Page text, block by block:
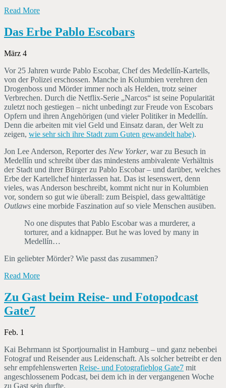
Read More
Das Erbe Pablo Escobars
März 4
Vor 25 Jahren wurde Pablo Escobar, Chef des Medellín-Kartells,
von der Polizei erschossen. Manche in Kolumbien verehren den
Drogenboss und Mörder immer noch als Helden, trotz seiner
Verbrechen. Durch die Netflix-Serie „Narcos“ ist seine Popularität
zuletzt noch gestiegen – nicht unbedingt zur Freude von Escobars
Opfern und ihren Angehörigen (und vieler Politiker in Medellín.
Denn die arbeiten mit viel Geld und Einsatz daran, der Welt zu
zeigen, wie sehr sich ihre Stadt zum Guten gewandelt habe).
Jon Lee Anderson, Reporter des New Yorker, war zu Besuch in
Medellín und schreibt über das mindestens ambivalente Verhältnis
der Stadt und ihrer Bürger zu Pablo Escobar – und darüber, welches
Erbe der Kartellchef hinterlassen hat. Das ist lesenswert, denn
vieles, was Anderson beschreibt, kommt nicht nur in Kolumbien
vor, sondern so gut wie überall: zum Beispiel, dass gewalttätige
Outlaws eine morbide Faszination auf so viele Menschen ausüben.
No one disputes that Pablo Escobar was a murderer, a
torturer, and a kidnapper. But he was loved by many in
Medellín…
Ein geliebter Mörder? Wie passt das zusammen?
Read More
Zu Gast beim Reise- und Fotopodcast
Gate7
Feb. 1
Kai Behrmann ist Sportjournalist in Hamburg – und ganz nebenbei
Fotograf und Reisender aus Leidenschaft. Als solcher betreibt er den
sehr empfehlenswerten Reise- und Fotografieblog Gate7 mit
angeschlossenem Podcast, bei dem ich in der vergangenen Woche
zu Gast sein durfte.